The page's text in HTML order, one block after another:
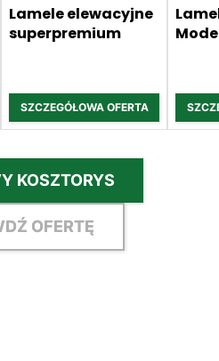
Lamele elewacyjne
superpremium
SZCZEGÓŁOWA OFERTA
KOSZTORYS
OFERTĘ